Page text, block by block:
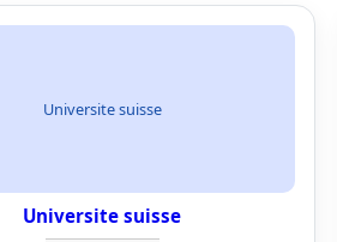
Universite suisse
Universite suisse